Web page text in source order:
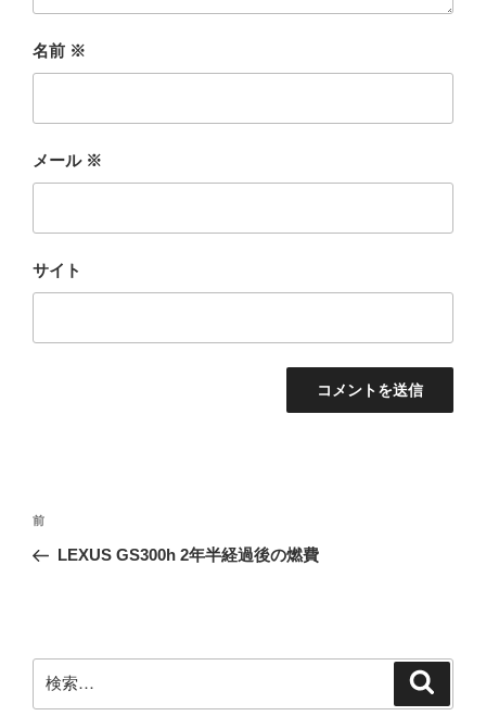
名前 ※
メール ※
サイト
投
ナ
ー
シ
前
の
前
LEXUS GS300h 2年半経過後の燃費
索: